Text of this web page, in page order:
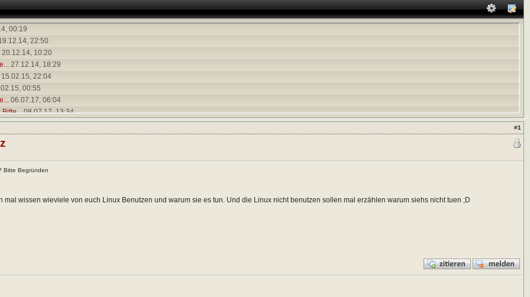
00:19
22:50
20.12.14, 10:20
27.12.14, 18:29
15.02.15, 22:04
00:55
06.07.17, 06:04
Bitte...08.07.17,13:34
01:02
23:25
08:19
20.04.15,21:31
15:19
#1
Bitte Begründen
mal wissen wieviele von euch Linux Benutzen und warum sie es tun. Und die Linux nicht benutzen sollen mal erzählen warum siehs nicht tuen ;D